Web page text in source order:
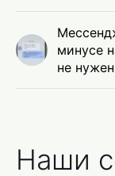
минусе
не нужен
Наши